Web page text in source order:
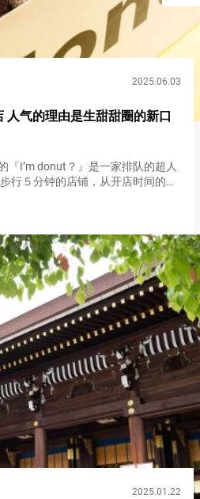
2025.06.03
人气的理由是生甜甜圈的新口
『I’m donut？』是一家排队的超人
行５分钟的店铺，从开店时间的１
口感，颠覆了人们对甜甜圈的印…
2025.01.22